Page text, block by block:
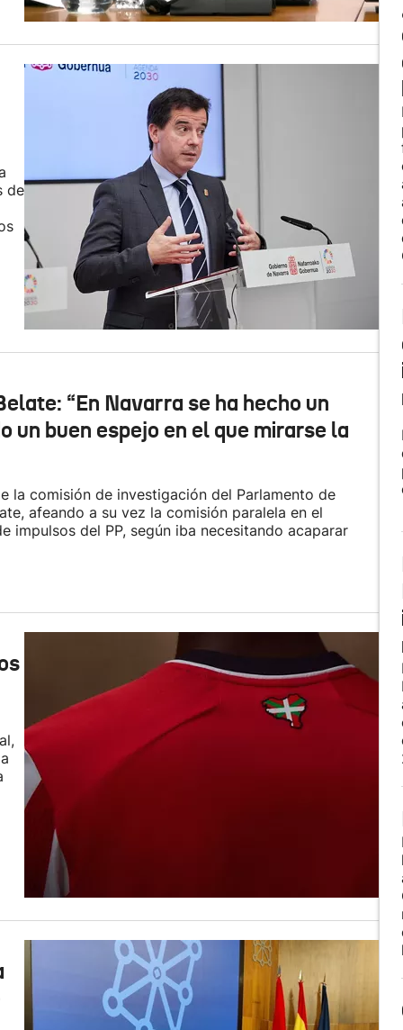
de
“En Navarra se ha hecho un
un buen espejo en el que mirarse la
la comisión de investigación del Parlamento de
afeando a su vez la comisión paralela en el
impulsos del PP, según iba necesitando acaparar